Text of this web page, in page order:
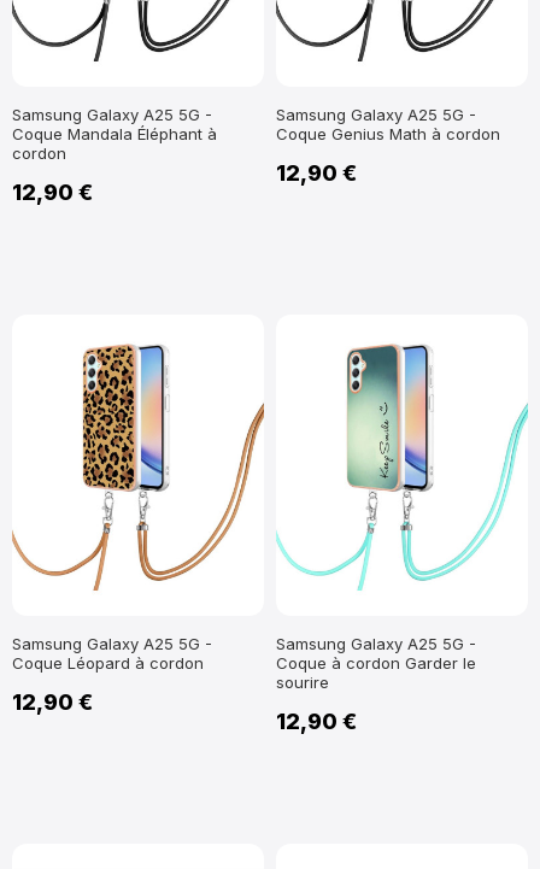
Samsung Galaxy A25 5G -
Coque Mandala Éléphant à
cordon
12,90 €
Samsung Galaxy A25 5G -
Coque Genius Math à cordon
12,90 €
Samsung Galaxy A25 5G -
Coque Léopard à cordon
12,90 €
Samsung Galaxy A25 5G -
Coque à cordon Garder le
sourire
12,90 €